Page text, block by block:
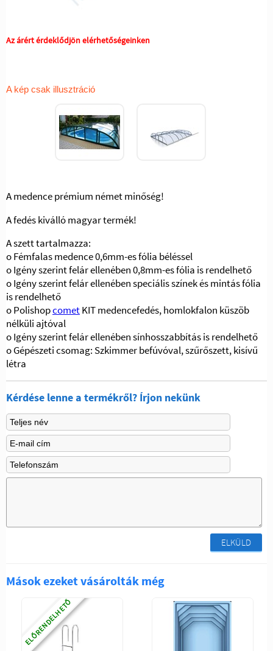
Az árért érdeklődjön elérhetőségeinken
A kép csak illusztráció
A medence prémium német minőség!
A fedés kiválló magyar termék!
A szett tartalmazza:
o Fémfalas medence 0,6mm-es fólia béléssel
o Igény szerint felár ellenében 0,8mm-es fólia is rendelhető
o Igény szerint felár ellenében speciális színek és mintás fólia
is rendelhető
o PolishopcometKIT medencefedés, homlokfalon küszöb
nélküli ajtóval
o Igény szerint felár ellenében sínhosszabbítás is rendelhető
o Gépészeti csomag: Szkimmer befúvóval, szűrőszett, kisívű
létra
Kérdése lenne a termékről? Írjon nekünk
ELKÜLD
Mások ezeket vásárolták még
ELŐRENDELHETŐ